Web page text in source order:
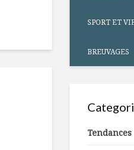
SPORT ET
BREUVAGES
Tendances